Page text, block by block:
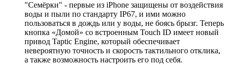
"Семёрки" - первые из iPhone защищены от воздействия
воды и пыли по стандарту IP67, и ими можно
пользоваться в дождь или у воды, не боясь брызг. Теперь
кнопка «Домой» со встроенным Touch ID имеет новый
привод Taptic Engine, который обеспечивает
невероятную точность и скорость тактильного отклика,
а также возможность настроить его под себя.